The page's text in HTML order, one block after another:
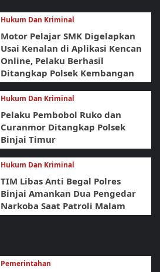
Hukum Dan Kriminal
Motor Pelajar SMK Digelapkan
Usai Kenalan di Aplikasi Kencan
Online, Pelaku Berhasil
Ditangkap Polsek Kembangan
Hukum Dan Kriminal
Pelaku Pembobol Ruko dan
Curanmor Ditangkap Polsek
Binjai Timur
Hukum Dan Kriminal
TIM Libas Anti Begal Polres
Binjai Amankan Dua Pengedar
Narkoba Saat Patroli Malam
Pemerintahan